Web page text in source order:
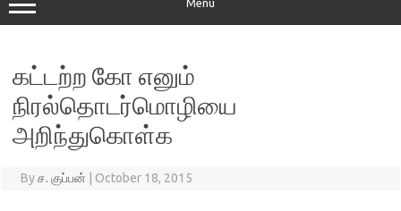
Menu
கட்டற்ற கோ எனும்
நிரல்தொடர்மொழியை
அறிந்துகொள்க
Byச. குப்பன் October 18, 2015